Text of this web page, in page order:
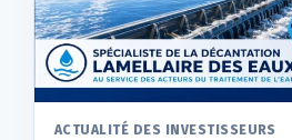
ACTUALITÉ DES INVESTISSEURS